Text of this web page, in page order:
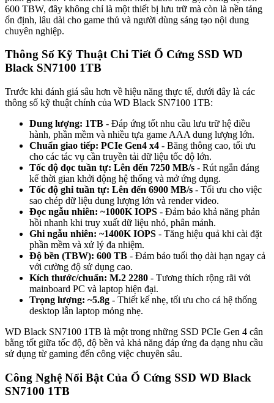
600 TBW, đây không chỉ là một thiết bị lưu trữ mà còn là nền tảng
ổn định, lâu dài cho game thủ và người dùng sáng tạo nội dung
chuyên nghiệp.
Thông Số Kỹ Thuật Chi Tiết Ổ Cứng SSD WD
Black SN7100 1TB
Trước khi đánh giá sâu hơn về hiệu năng thực tế, dưới đây là các
thông số kỹ thuật chính của WD Black SN7100 1TB:
Dung lượng: 1TB - Đáp ứng tốt nhu cầu lưu trữ hệ điều
hành, phần mềm và nhiều tựa game AAA dung lượng lớn.
Chuẩn giao tiếp: PCIe Gen4 x4 - Băng thông cao, tối ưu
cho các tác vụ cần truyền tải dữ liệu tốc độ lớn.
Tốc độ đọc tuần tự: Lên đến 7250 MB/s - Rút ngắn đáng
kể thời gian khởi động hệ thống và mở ứng dụng.
Tốc độ ghi tuần tự: Lên đến 6900 MB/s - Tối ưu cho việc
sao chép dữ liệu dung lượng lớn và render video.
Đọc ngẫu nhiên: ~1000K IOPS - Đảm bảo khả năng phản
hồi nhanh khi truy xuất dữ liệu nhỏ, phân mảnh.
Ghi ngẫu nhiên: ~1400K IOPS - Tăng hiệu quả khi cài đặt
phần mềm và xử lý đa nhiệm.
Độ bền (TBW): 600 TB - Đảm bảo tuổi thọ dài hạn ngay cả
với cường độ sử dụng cao.
Kích thước/chuẩn: M.2 2280 - Tương thích rộng rãi với
mainboard PC và laptop hiện đại.
Trọng lượng: ~5.8g - Thiết kế nhẹ, tối ưu cho cả hệ thống
desktop lẫn laptop mỏng nhẹ.
WD Black SN7100 1TB là một trong những SSD PCIe Gen 4 cân
bằng tốt giữa tốc độ, độ bền và khả năng đáp ứng đa dạng nhu cầu
sử dụng từ gaming đến công việc chuyên sâu.
Công Nghệ Nổi Bật Của Ổ Cứng SSD WD Black
SN7100 1TB